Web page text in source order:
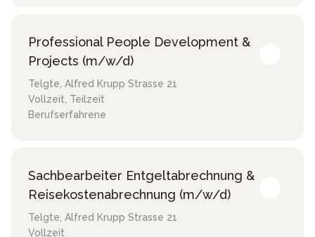
Professional People Development &
Projects (m/w/d)
Telgte, Alfred Krupp Strasse 21
Vollzeit, Teilzeit
Berufserfahrene
Sachbearbeiter Entgeltabrechnung &
Reisekostenabrechnung (m/w/d)
Telgte, Alfred Krupp Strasse 21
Vollzeit